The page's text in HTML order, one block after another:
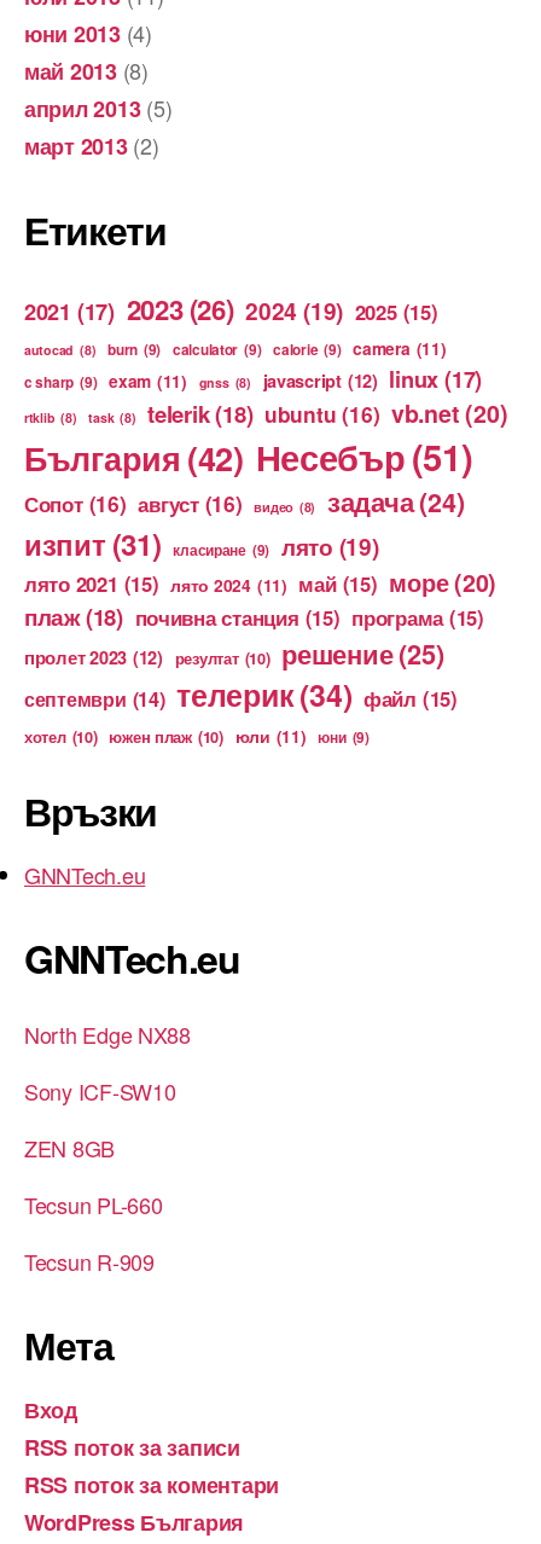
юни 2013(4)
май 2013(8)
април 2013(5)
март 2013(2)
Етикети
2021 (17) 2023 (26) 2024 (19) 2025 (15)
autocad (8) burn (9) calculator (9) calorie (9) camera (11)
c sharp (9) exam (11) gnss (8) javascript (12) linux(17)
rtklib (8) task (8) telerik(18) ubuntu (16) vb.net(20)
България (42) Несебър(51)
Сопот (16) август (16) видео (8) задача(24)
изпит (31) класиране (9) лято (19)
лято 2021 (15) лято 2024 (11) май (15) море(20)
плаж(18) почивна станция (15) програма (15)
пролет 2023 (12) резултат (10) решение(25)
септември (14) телерик(34) файл (15)
хотел (10) южен плаж (10) юли (11) юни (9)
Връзки
GNNTech.eu
GNNTech.eu
North Edge NX88
Sony ICF-SW10
ZEN 8GB
Tecsun PL-660
Tecsun R-909
Мета
Вход
RSS поток за записи
RSS поток за коментари
WordPress България